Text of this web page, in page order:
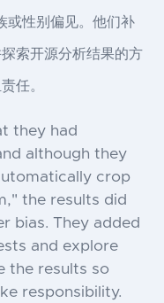
或性别偏见。他们补
索开源分析结果的方
任。
they had
although they
crop
the results did
bias. They added
and explore
the results so
responsibility.